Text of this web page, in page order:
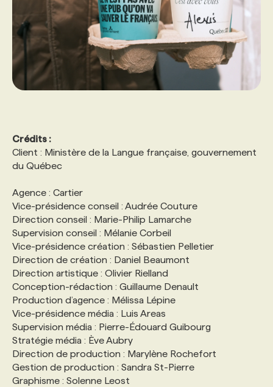
Crédits :
Client : Ministère de la Langue française, gouvernement
du Québec
Agence : Cartier
Vice-présidence conseil : Audrée Couture
Direction conseil : Marie-Philip Lamarche
Supervision conseil : Mélanie Corbeil
Vice-présidence création : Sébastien Pelletier
Direction de création : Daniel Beaumont
Direction artistique : Olivier Rielland
Conception-rédaction : Guillaume Denault
Production d’agence : Mélissa Lépine
Vice-présidence média : Luis Areas
Supervision média : Pierre-Édouard Guibourg
Stratégie média : Ève Aubry
Direction de production : Marylène Rochefort
Gestion de production : Sandra St-Pierre
Graphisme : Solenne Leost